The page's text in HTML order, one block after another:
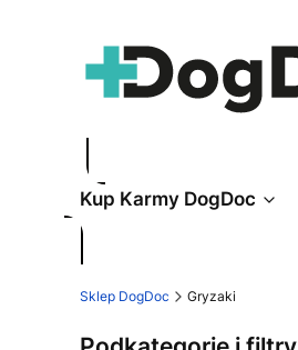
Kup Karmy DogDoc
Sklep DogDoc Gryzaki